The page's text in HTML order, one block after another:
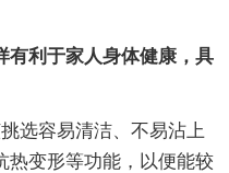
利于家人身体健康，具
容易清洁、不易沾上
热变形等功能，以便能较